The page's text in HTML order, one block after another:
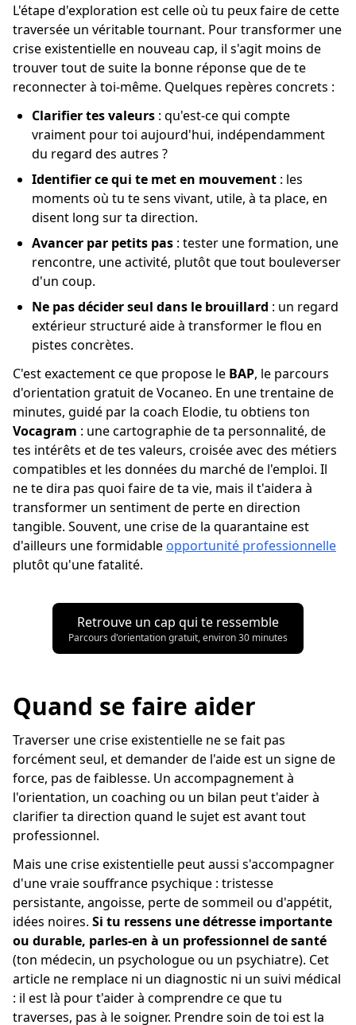
L'étape d'exploration est celle où tu peux faire de cette
traversée un véritable tournant. Pour transformer une
crise existentielle en nouveau cap, il s'agit moins de
trouver tout de suite la bonne réponse que de te
reconnecter à toi-même. Quelques repères concrets :
Clarifier tes valeurs : qu'est-ce qui compte
vraiment pour toi aujourd'hui, indépendamment
du regard des autres ?
Identifier ce qui te met en mouvement : les
moments où tu te sens vivant, utile, à ta place, en
disent long sur ta direction.
Avancer par petits pas : tester une formation, une
rencontre, une activité, plutôt que tout bouleverser
d'un coup.
Ne pas décider seul dans le brouillard : un regard
extérieur structuré aide à transformer le flou en
pistes concrètes.
C'est exactement ce que propose le BAP, le parcours
d'orientation gratuit de Vocaneo. En une trentaine de
minutes, guidé par la coach Elodie, tu obtiens ton
Vocagram : une cartographie de ta personnalité, de
tes intérêts et de tes valeurs, croisée avec des métiers
compatibles et les données du marché de l'emploi. Il
ne te dira pas quoi faire de ta vie, mais il t'aidera à
transformer un sentiment de perte en direction
tangible. Souvent, une crise de la quarantaine est
d'ailleurs une formidable opportunité professionnelle
plutôt qu'une fatalité.
Retrouve un cap qui te ressemble
Parcours d'orientation gratuit, environ 30 minutes
Quand se faire aider
Traverser une crise existentielle ne se fait pas
forcément seul, et demander de l'aide est un signe de
force, pas de faiblesse. Un accompagnement à
l'orientation, un coaching ou un bilan peut t'aider à
clarifier ta direction quand le sujet est avant tout
professionnel.
Mais une crise existentielle peut aussi s'accompagner
d'une vraie souffrance psychique : tristesse
persistante, angoisse, perte de sommeil ou d'appétit,
idées noires. Si tu ressens une détresse importante
ou durable, parles-en à un professionnel de santé
(ton médecin, un psychologue ou un psychiatre). Cet
article ne remplace ni un diagnostic ni un suivi médical
: il est là pour t'aider à comprendre ce que tu
traverses, pas à le soigner. Prendre soin de toi est la